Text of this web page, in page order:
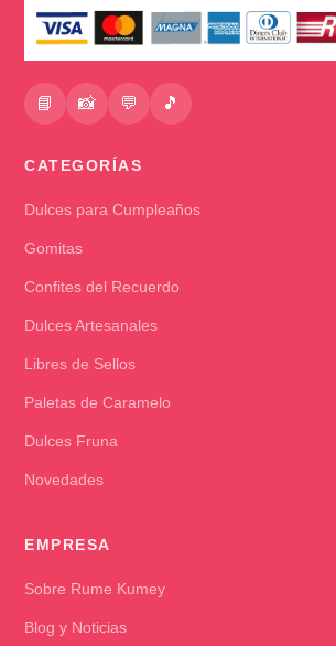
📘 📸 💬 🎵
CATEGORÍAS
Dulces para Cumpleaños
Gomitas
Confites del Recuerdo
Dulces Artesanales
Libres de Sellos
Paletas de Caramelo
Dulces Fruna
Novedades
EMPRESA
Sobre Rume Kumey
Blog y Noticias